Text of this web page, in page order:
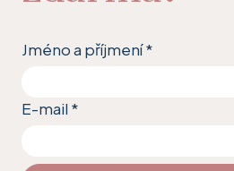
Jméno a příjmení*
E-mail *